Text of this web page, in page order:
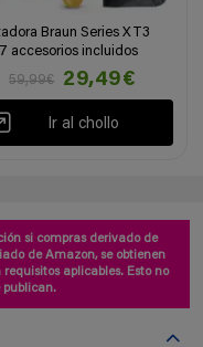
Braun Series XT3
accesorios incluidos
59,99€
29,49€
Ir al chollo
si compras derivado de
de Amazon, se obtienen
aplicables. Esto no
publican.